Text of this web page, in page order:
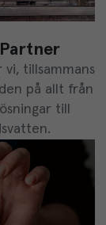
vi, tillsammans
på allt från
till